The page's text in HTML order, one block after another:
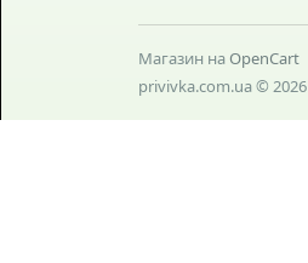
Магазин на OpenCart
privivka.com.ua © 2026